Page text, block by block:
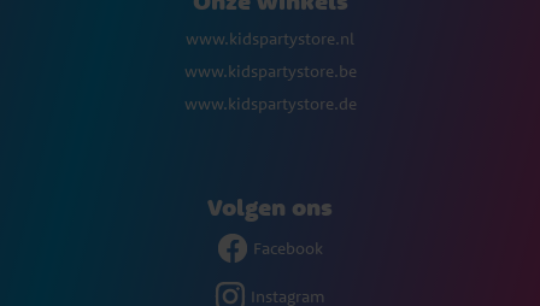
www.kidspartystore.nl
www.kidspartystore.be
www.kidspartystore.de
Volgen ons
Facebook
Instagram